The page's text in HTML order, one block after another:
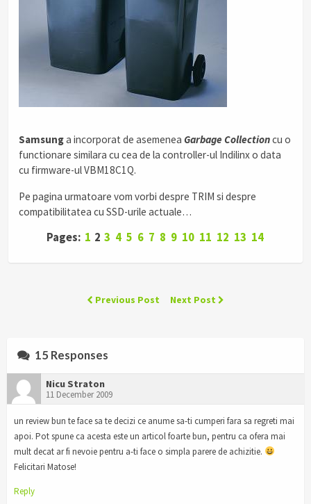
Samsunga incorporat de asemenea Garbage Collectioncu o
functionare similara cu cea de la controller-ul Indilinx o data
cu firmware-ul VBM18C1Q.
Pe pagina urmatoare vom vorbi despre TRIM si despre
compatibilitatea cu SSD-urile actuale…
Pages: 1 2 3 4 5 6 7 8 9 10 11 12 13 14
Previous Post Next Post
15 Responses
Nicu Straton
11 December 2009
un review bun te face sa te decizi ce anume sa-ti cumperi fara sa regreti mai
apoi. Pot spune ca acesta este un articol foarte bun, pentru ca ofera mai
mult decat ar fi nevoie pentru a-ti face o simpla parere de achizitie.
Felicitari Matose!
Reply